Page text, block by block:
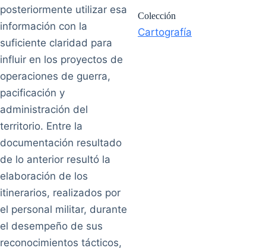
posteriormente utilizar esa
información con la
suficiente claridad para
influir en los proyectos de
operaciones de guerra,
pacificación y
administración del
territorio. Entre la
documentación resultado
de lo anterior resultó la
elaboración de los
itinerarios, realizados por
el personal militar, durante
el desempeño de sus
reconocimientos tácticos,
Colección
Cartografía